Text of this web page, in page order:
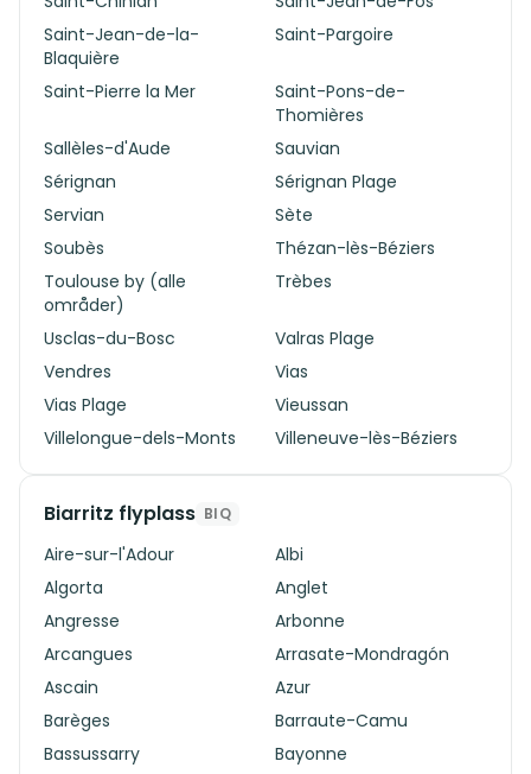
Saint-Jean-de-la-
Blaquière
Saint-Pargoire
Saint-Pierre la Mer
Saint-Pons-de-
Thomières
Sallèles-d'Aude
Sauvian
Sérignan
Sérignan Plage
Servian
Sète
Soubès
Thézan-lès-Béziers
Toulouse by (alle
områder)
Trèbes
Usclas-du-Bosc
Valras Plage
Vendres
Vias
Vias Plage
Vieussan
Villelongue-dels-Monts
Villeneuve-lès-Béziers
Biarritz flyplass BIQ
Aire-sur-l'Adour
Albi
Algorta
Anglet
Angresse
Arbonne
Arcangues
Arrasate-Mondragón
Ascain
Azur
Barèges
Barraute-Camu
Bassussarry
Bayonne